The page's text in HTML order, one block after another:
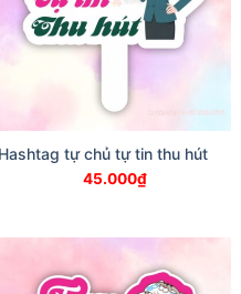
Hashtag tự chủ tự tin thu hút
45.000₫